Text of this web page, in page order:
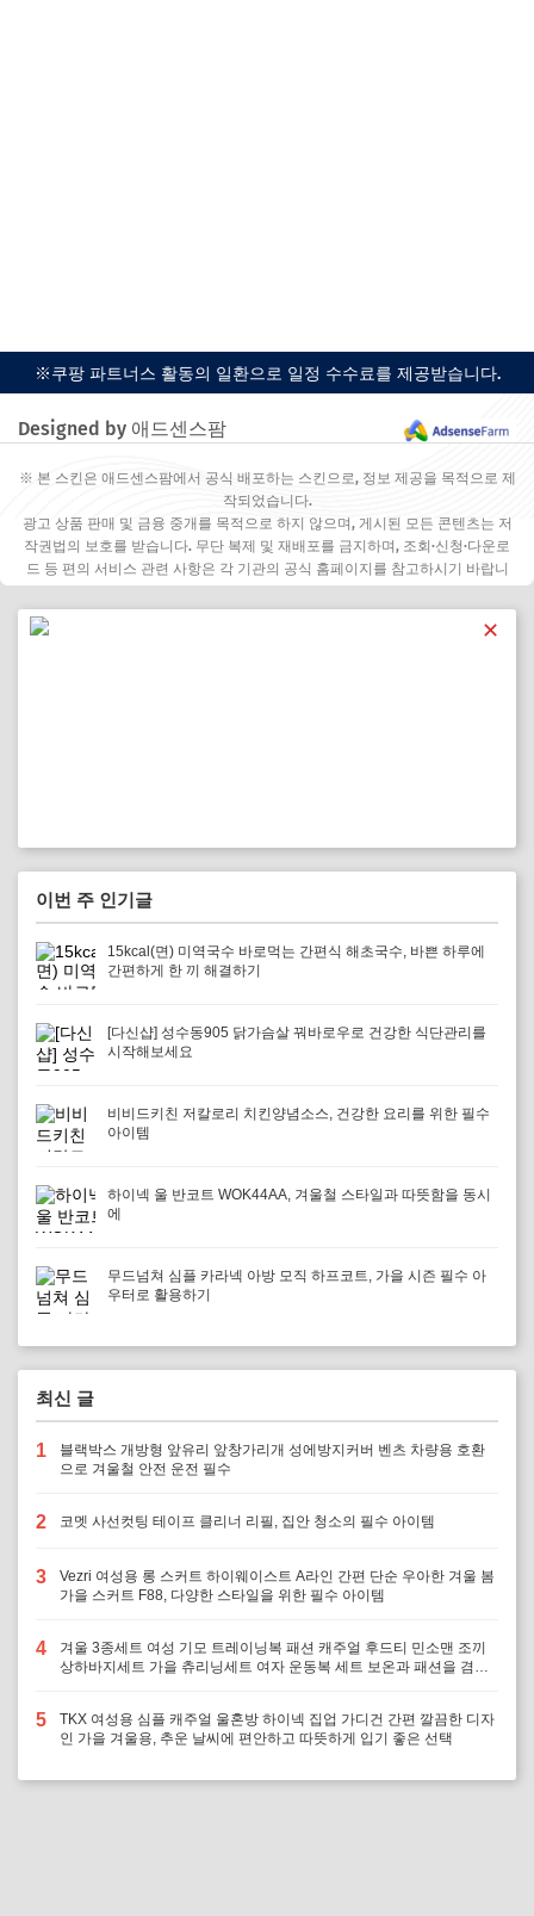
※쿠팡 파트너스 활동의 일환으로 일정 수수료를 제공받습니다.
Designed by 애드센스팜
※ 본 스킨은 애드센스팜에서 공식 배포하는 스킨으로, 정보 제공을 목적으로 제
작되었습니다.
광고 상품 판매 및 금융 중개를 목적으로 하지 않으며, 게시된 모든 콘텐츠는 저
작권법의 보호를 받습니다. 무단 복제 및 재배포를 금지하며, 조회·신청·다운로
드 등 편의 서비스 관련 사항은 각 기관의 공식 홈페이지를 참고하시기 바랍니
✕
이번 주 인기글
15kcal(면) 미역국수 바로먹는 간편식 해초국수, 바쁜 하루에
간편하게 한 끼 해결하기
[다신샵] 성수동905 닭가슴살 꿔바로우로 건강한 식단관리를
시작해보세요
비비드키친 저칼로리 치킨양념소스, 건강한 요리를 위한 필수
아이템
하이넥 울 반코트 WOK44AA, 겨울철 스타일과 따뜻함을 동시
에
무드넘쳐 심플 카라넥 아방 모직 하프코트, 가을 시즌 필수 아
우터로 활용하기
최신 글
1
블랙박스 개방형 앞유리 앞창가리개 성에방지커버 벤츠 차량용 호환
으로 겨울철 안전 운전 필수
2 코멧 사선컷팅 테이프 클리너 리필, 집안 청소의 필수 아이템
3
Vezri 여성용 롱 스커트 하이웨이스트 A라인 간편 단순 우아한 겨울 봄
가을 스커트 F88, 다양한 스타일을 위한 필수 아이템
4
겨울 3종세트 여성 기모 트레이닝복 패션 캐주얼 후드티 민소맨 조끼
상하바지세트 가을 츄리닝세트 여자 운동복 세트 보온과 패션을 겸비,
5
TKX 여성용 심플 캐주얼 울혼방 하이넥 집업 가디건 간편 깔끔한 디자
인 가을 겨울용, 추운 날씨에 편안하고 따뜻하게 입기 좋은 선택